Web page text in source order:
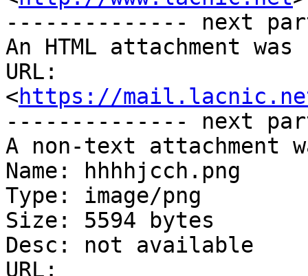
-------------- next
An HTML attachment
URL:
<https://mail.lacnic.net/
-------------- next
A non-text attachment
Name: hhhhjcch.png
Type: image/png
Size: 5594 bytes
Desc: not available
URL: